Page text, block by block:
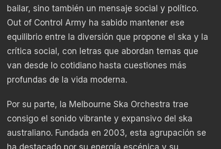
bailar, sino también un mensaje social y político.
Out of Control Army ha sabido mantener ese
equilibrio entre la diversión que propone el ska y la
crítica social, con letras que abordan temas que
van desde lo cotidiano hasta cuestiones más
profundas de la vida moderna.
Por su parte, la Melbourne Ska Orchestra trae
consigo el sonido vibrante y expansivo del ska
australiano. Fundada en 2003, esta agrupación se
ha destacado por su energía escénica y su